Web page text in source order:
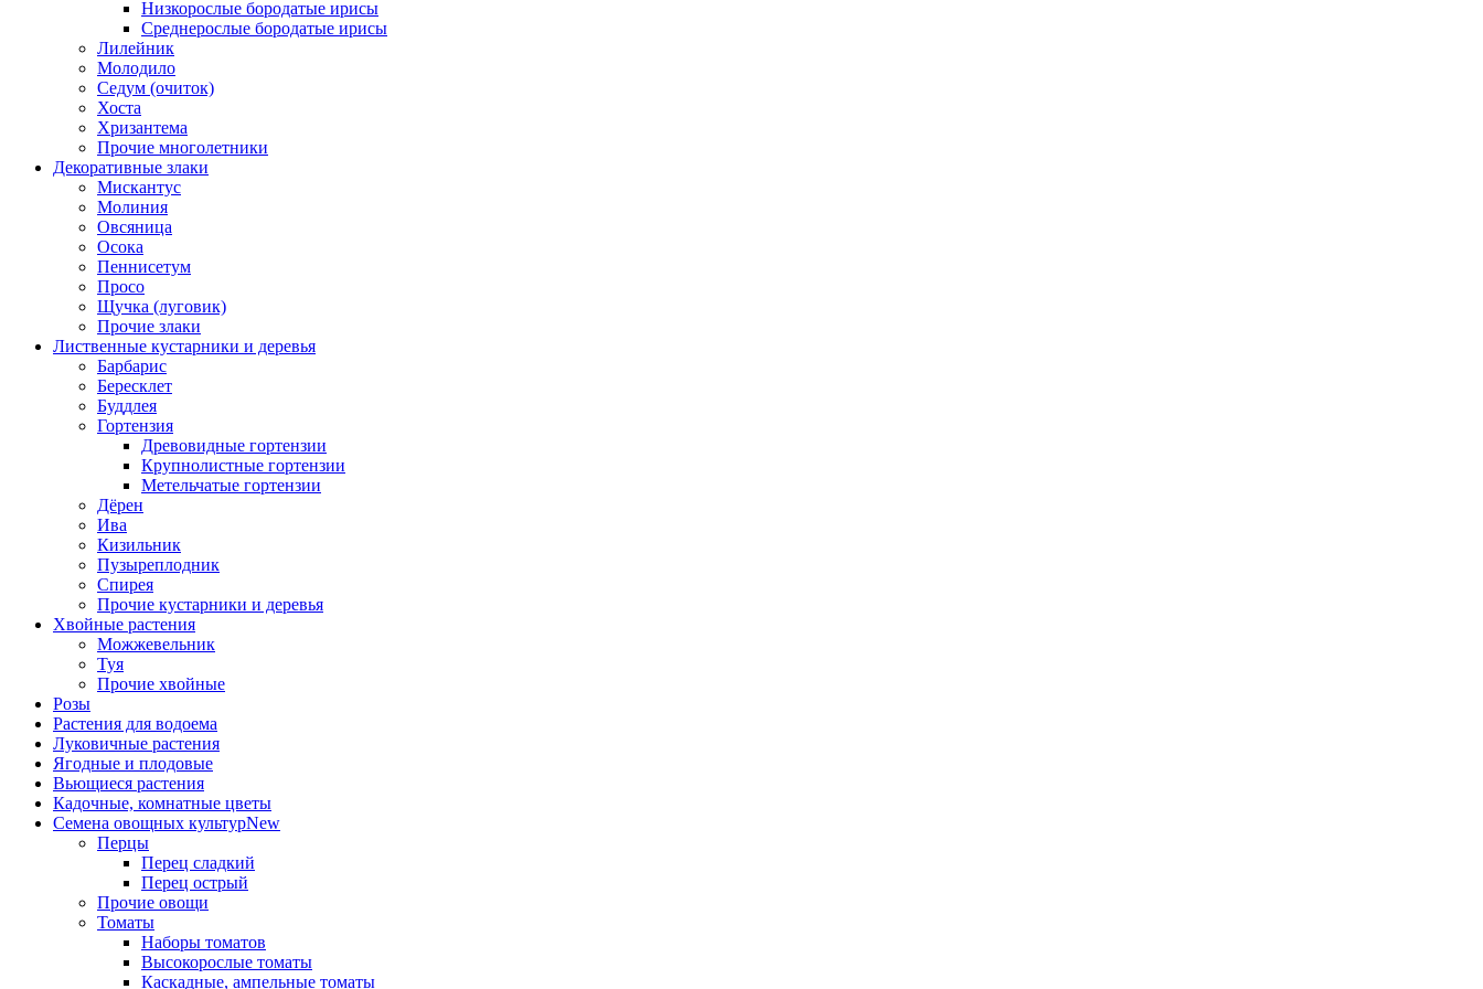
Низкорослые бородатые ирисы
Среднерослые бородатые ирисы
Лилейник
Молодило
Седум (очиток)
Хоста
Хризантема
Прочие многолетники
Декоративные злаки
Мискантус
Молиния
Овсяница
Осока
Пеннисетум
Просо
Щучка (луговик)
Прочие злаки
Лиственные кустарники и деревья
Барбарис
Бересклет
Буддлея
Гортензия
Древовидные гортензии
Крупнолистные гортензии
Метельчатые гортензии
Дёрен
Ива
Кизильник
Пузыреплодник
Спирея
Прочие кустарники и деревья
Хвойные растения
Можжевельник
Туя
Прочие хвойные
Розы
Растения для водоема
Луковичные растения
Ягодные и плодовые
Вьющиеся растения
Кадочные, комнатные цветы
Семена овощных культурNew
Перцы
Перец сладкий
Перец острый
Прочие овощи
Томаты
Наборы томатов
Высокорослые томаты
Каскадные, ампельные томаты